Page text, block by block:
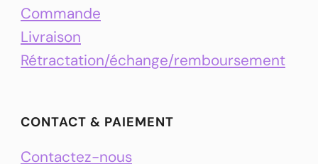
Commande
Livraison
Rétractation/échange/remboursement
CONTACT & PAIEMENT
Contactez-nous